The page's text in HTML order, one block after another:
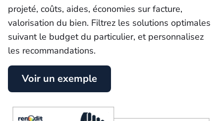
projeté, coûts, aides, économies sur facture,
valorisation du bien. Filtrez les solutions optimales
suivant le budget du particulier, et personnalisez
les recommandations.
Voir un exemple